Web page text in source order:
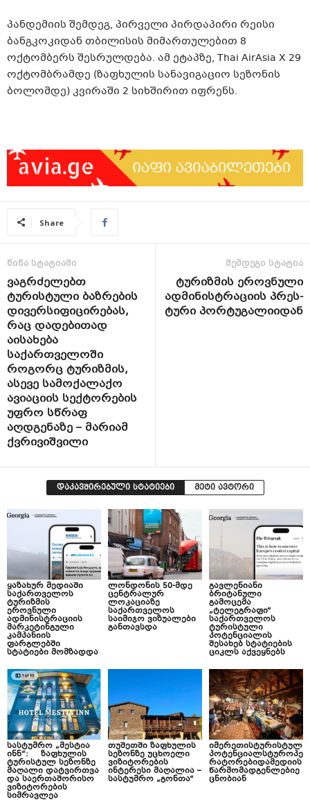
პანდემიის შემდეგ, პირველი პირდაპირი რეისი
ბანგკოკიდან თბილისის მიმართულებით 8
ოქტომბერს შესრულდება. ამ ეტაპზე, Thai AirAsia X 29
ოქტომბრამდე (ზაფხულის სანავიგაციო სეზონის
ბოლომდე) კვირაში 2 სიხშირით იფრენს.
Share
წინა სტატიაში
ვაგრძელებთ
ტურისტული ბაზრების
დივერსიფიცირებას,
რაც დადებითად
აისახება
საქართველოში
როგორც ტურიზმის,
ასევე სამოქალაქო
ავიაციის სექტორების
უფრო სწრაფ
აღდგენაზე – მარიამ
ქვრივიშვილი
შემდეგი სტატია
ტურიზმის ეროვნული
ადმინისტრაციის პრეს-
ტური პორტუგალიიდან
დაკავშირებული სტატიები მეტი ავტორი
ყაზახურ მედიაში
საქართველოს
ტურიზმის
ეროვნული
ადმინისტრაციის
მარკეტინგული
კამპანიის
ფარგლებში
სტატიები მომზადდა
ლონდონის 50-მდე
ცენტრალურ
ლოკაციაზე
საქართველოს
საიმიჯო ვიზუალები
განთავსდა
გავლენიანი
ბრიტანული
გამოცემა
„ტელეგრაფი“
საქართველოს
ტურისტული
პოტენციალის
შესახებ სტატიების
ციკლს აქვეყნებს
სასტუმრო „მესტია
ინნ“: ზაფხულის
ტურისტულ სეზონზე
მაღალი დატვირთვა
და საერთაშორისო
ვიზიტორების
სიმრავლეა
თუშეთში ზაფხულის
სეზონზე უცხოელი
ვიზიტორების
ინტერესი მაღალია –
სასტუმრო „გონთა“
იმერეთისტურისტულ
პოტენციალსტუროპე
რატორებიდამედიის
წარმომადგენლებიე
ცნობიან